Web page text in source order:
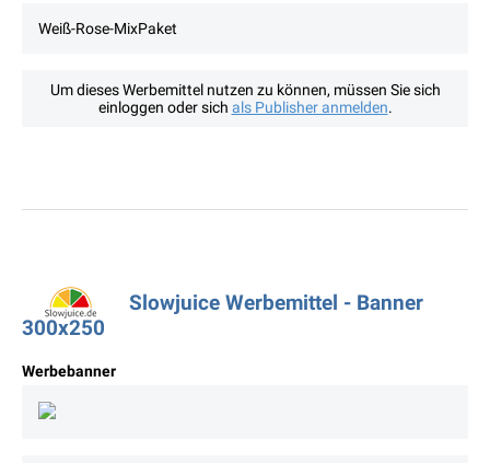
Weiß-Rose-MixPaket
Um dieses Werbemittel nutzen zu können, müssen Sie sich
einloggen oder sich als Publisher anmelden.
Slowjuice Werbemittel - Banner
300x250
Werbebanner